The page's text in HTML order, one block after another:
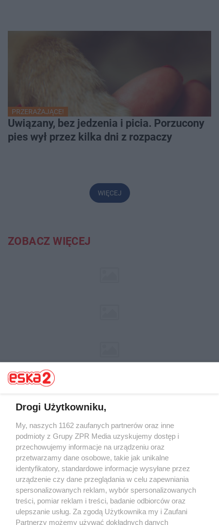
PRZERAŻAJĄCE!
Uwiązany, bez jedzenia i picia. Porzucony
pies wył przez kilka dni z rozpaczy
WIĘCEJ
ZOBACZ WIĘCEJ
Żaden utwór zamieszczony w serwisie nie może być powielany i
rozpowszechniany lub dalej rozpowszechniany w jakikolwiek sposób (w
tym także elektroniczny lub mechaniczny) na jakimkolwiek polu
eksploatacji w jakiejkolwiek formie, włącznie z umieszczaniem w
Internecie bez pisemnej zgody właściciela praw. Jakiekolwiek użycie lub
wykorzystanie utworów w całości lub w części z naruszeniem prawa,
tzn. bez właściwej zgody, jest zabronione pod groźbą kary i może być
ścigane prawnie.
Drogi Użytkowniku,
My, naszych 1162 zaufanych partnerów oraz inne
podmioty z Grupy ZPR Media uzyskujemy dostęp i
przechowujemy informacje na urządzeniu oraz
przetwarzamy dane osobowe, takie jak unikalne
identyfikatory, standardowe informacje wysyłane przez
urządzenie czy dane przeglądania w celu zapewniania
spersonalizowanych reklam, wybór spersonalizowanych
treści, pomiar reklam i treści, badanie odbiorców oraz
ulepszanie usług. Za zgodą Użytkownika my i Zaufani
Partnerzy możemy używać dokładnych danych